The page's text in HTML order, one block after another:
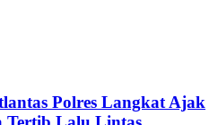
Polres Langkat Ajak